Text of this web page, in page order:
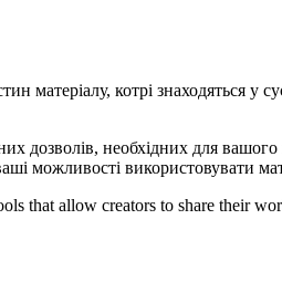
матеріалу, котрі знаходяться
дозволів, необхідних для
можливості використовувати
that allow creators to share their